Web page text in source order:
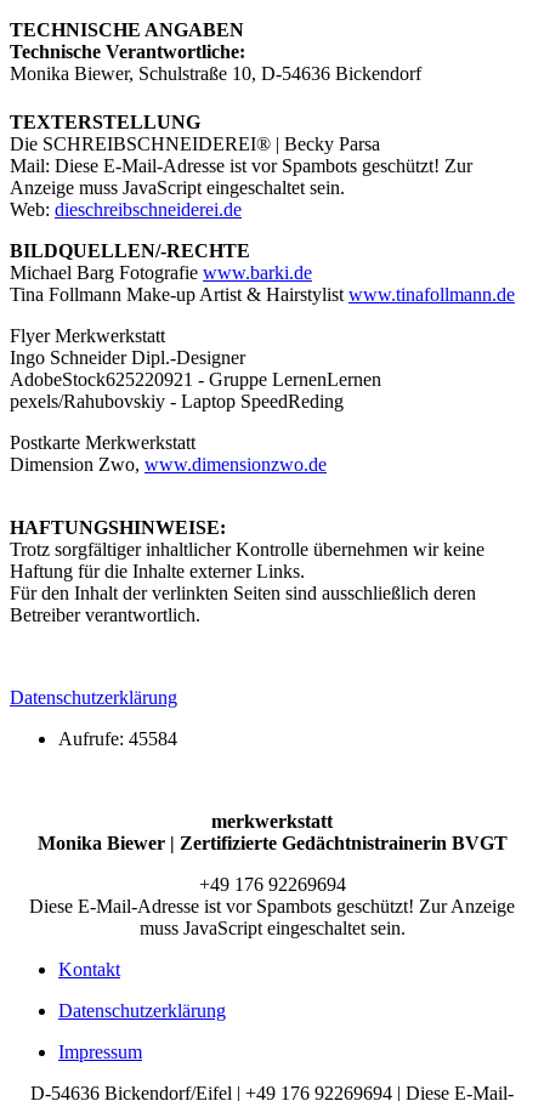
TECHNISCHE ANGABEN
Technische Verantwortliche:
Monika Biewer, Schulstraße 10, D-54636 Bickendorf
TEXTERSTELLUNG
Die SCHREIBSCHNEIDEREI® | Becky Parsa
Mail: Diese E-Mail-Adresse ist vor Spambots geschützt! Zur
Anzeige muss JavaScript eingeschaltet sein.
Web: dieschreibschneiderei.de
BILDQUELLEN/-RECHTE
Michael Barg Fotografie www.barki.de
Tina Follmann Make-up Artist & Hairstylist www.tinafollmann.de
Flyer Merkwerkstatt
Ingo Schneider Dipl.-Designer
AdobeStock625220921 - Gruppe LernenLernen
pexels/Rahubovskiy - Laptop SpeedReding
Postkarte Merkwerkstatt
Dimension Zwo, www.dimensionzwo.de
HAFTUNGSHINWEISE:
Trotz sorgfältiger inhaltlicher Kontrolle übernehmen wir keine
Haftung für die Inhalte externer Links.
Für den Inhalt der verlinkten Seiten sind ausschließlich deren
Betreiber verantwortlich.
Datenschutzerklärung
Aufrufe: 45584
merkwerkstatt
Monika Biewer | Zertifizierte Gedächtnistrainerin BVGT
+49 176 92269694
Diese E-Mail-Adresse ist vor Spambots geschützt! Zur Anzeige
muss JavaScript eingeschaltet sein.
Kontakt
Datenschutzerklärung
Impressum
D-54636 Bickendorf/Eifel | +49 176 92269694 | Diese E-Mail-